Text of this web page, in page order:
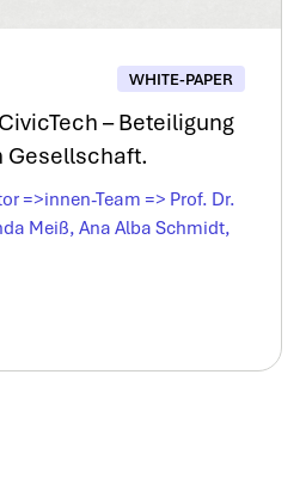
WHITE-PAPER
– Beteiligung
Gesellschaft.
=>innen-Team => Prof. Dr.
Meiß, Ana Alba Schmidt,